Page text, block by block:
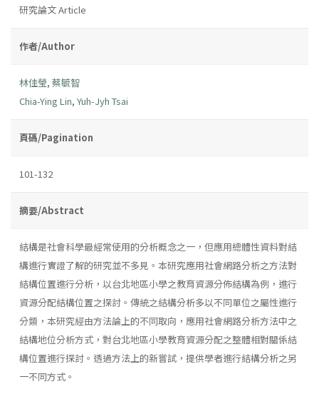
研究論文 Article
作者/Author
林佳瑩, 蔡毓智
Chia-Ying Lin, Yuh-Jyh Tsai
頁碼/Pagination
101-132
摘要/Abstract
結構是社會科學最經常使用的分析概念之一，但應用總體性資料對結
構進行實證了解的研究並不多見。本研究應用社會網路分析之方法對
結構位置進行分析，以台北地區小學之教育資源分佈結構為例，進行
資源分配結構位置之探討。傳統之結構分析多以不同單位之屬性進行
分類，本研究經由方法論上的不同取向，應用社會網路分析方法中之
結構地位分析方式，對台北地區小學教育資源分配之整體相對關係結
構位置進行探討。透過方法上的新嘗試，提供學者進行結構分析之另
一不同方式。